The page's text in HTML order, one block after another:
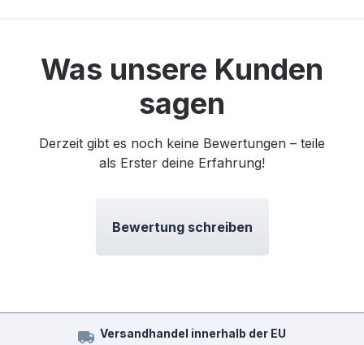
Was unsere Kunden
sagen
Derzeit gibt es noch keine Bewertungen – teile
als Erster deine Erfahrung!
Bewertung schreiben
Versandhandel innerhalb der EU